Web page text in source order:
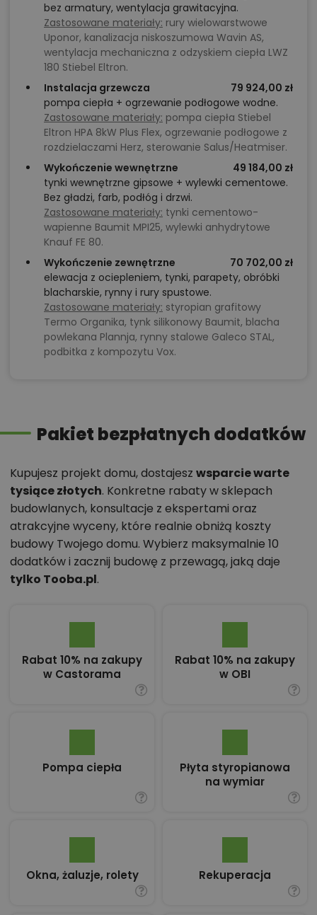
bez armatury, wentylacja grawitacyjna.
Zastosowane materiały: rury wielowarstwowe
Uponor, kanalizacja niskoszumowa Wavin AS,
wentylacja mechaniczna z odzyskiem ciepła LWZ
180 Stiebel Eltron.
Instalacja grzewcza
79 924,00 zł
pompa ciepła + ogrzewanie podłogowe wodne.
Zastosowane materiały: pompa ciepła Stiebel
Eltron HPA 8kW Plus Flex, ogrzewanie podłogowe z
rozdzielaczami Herz, sterowanie Salus/Heatmiser.
Wykończenie wewnętrzne
49 184,00 zł
tynki wewnętrzne gipsowe + wylewki cementowe.
Bez gładzi, farb, podłóg i drzwi.
Zastosowane materiały: tynki cementowo-
wapienne Baumit MPI25, wylewki anhydrytowe
Knauf FE 80.
Wykończenie zewnętrzne
70 702,00 zł
elewacja z ociepleniem, tynki, parapety, obróbki
blacharskie, rynny i rury spustowe.
Zastosowane materiały: styropian grafitowy
Termo Organika, tynk silikonowy Baumit, blacha
powlekana Plannja, rynny stalowe Galeco STAL,
podbitka z kompozytu Vox.
Pakiet bezpłatnych dodatków
Kupujesz projekt domu, dostajesz wsparcie warte
tysiące złotych. Konkretne rabaty w sklepach
budowlanych, konsultacje z ekspertami oraz
atrakcyjne wyceny, które realnie obniżą koszty
budowy Twojego domu. Wybierz maksymalnie 10
dodatków i zacznij budowę z przewagą, jaką daje
tylko Tooba.pl.
Rabat 10% na zakupy
w Castorama
Rabat 10% na zakupy
w OBI
Pompa ciepła
Płyta styropianowa
na wymiar
Okna, żaluzje, rolety Rekuperacja